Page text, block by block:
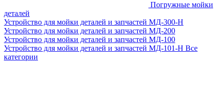
Погружные мойки
деталей
Устройство для мойки деталей и запчастей МД-300-H
Устройство для мойки деталей и запчастей МД-200
Устройство для мойки деталей и запчастей МД-100
Устройство для мойки деталей и запчастей МД-101-Н Все
категории